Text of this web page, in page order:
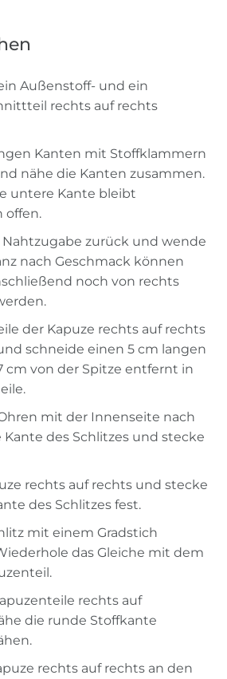
Außenstoff- und ein
rechts auf rechts
Kanten mit Stoffklammern
nähe die Kanten zusammen.
untere Kante bleibt
offen.
Nahtzugabe zurück und wende
nach Geschmack können
noch von rechts
der Kapuze rechts auf rechts
schneide einen 5 cm langen
cm von der Spitze entfernt in
mit der Innenseite nach
des Schlitzes und stecke
rechts auf rechts und stecke
des Schlitzes fest.
mit einem Gradstich
das Gleiche mit dem
rechts auf
die runde Stoffkante
.
rechts auf rechts an den